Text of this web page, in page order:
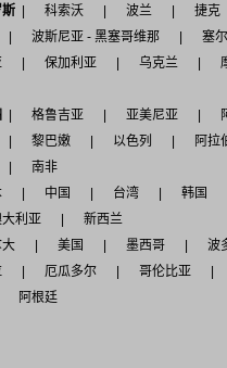
科索沃 波兰 捷克
波斯尼亚 - 黑塞哥维那 塞
保加利亚 乌克兰
格鲁吉亚 亚美尼亚
黎巴嫩 以色列
阿拉
南非
中国 台湾 韩国
利亚
新西兰
大 美国 墨西哥 波
厄瓜多尔 哥伦比亚
阿根廷